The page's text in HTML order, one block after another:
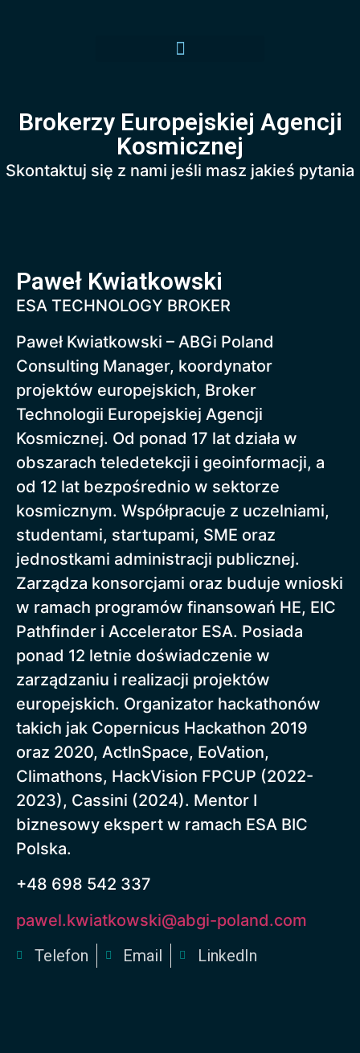
Brokerzy Europejskiej Agencji
Kosmicznej
Skontaktuj się z nami jeśli masz jakieś pytania
Paweł Kwiatkowski
ESA TECHNOLOGY BROKER
Paweł Kwiatkowski – ABGi Poland
Consulting Manager, koordynator
projektów europejskich, Broker
Technologii Europejskiej Agencji
Kosmicznej. Od ponad 17 lat działa w
obszarach teledetekcji i geoinformacji, a
od 12 lat bezpośrednio w sektorze
kosmicznym. Współpracuje z uczelniami,
studentami, startupami, SME oraz
jednostkami administracji publicznej.
Zarządza konsorcjami oraz buduje wnioski
w ramach programów finansowań HE, EIC
Pathfinder i Accelerator ESA. Posiada
ponad 12 letnie doświadczenie w
zarządzaniu i realizacji projektów
europejskich. Organizator hackathonów
takich jak Copernicus Hackathon 2019
oraz 2020, ActInSpace, EoVation,
Climathons, HackVision FPCUP (2022-
2023), Cassini (2024). Mentor I
biznesowy ekspert w ramach ESA BIC
Polska.
+48 698 542 337
pawel.kwiatkowski@abgi-poland.com
Telefon
Email LinkedIn